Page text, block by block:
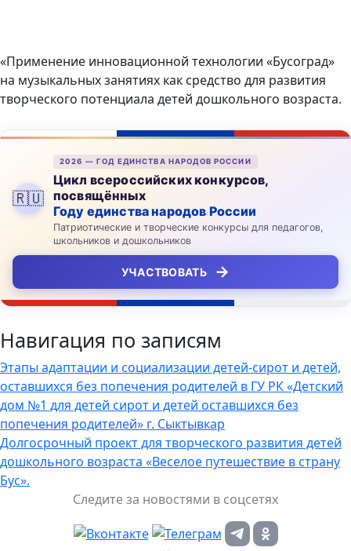
«Применение инновационной технологии «Бусоград»
на музыкальных занятиях как средство для развития
творческого потенциала детей дошкольного возраста.
🇷🇺
2026 — ГОД ЕДИНСТВА НАРОДОВ РОССИИ
Цикл всероссийских конкурсов,
посвящённых
Году единства народов России
Патриотические и творческие конкурсы для педагогов,
школьников и дошкольников
УЧАСТВОВАТЬ →
Навигация по записям
Этапы адаптации и социализации детей-сирот и детей,
оставшихся без попечения родителей в ГУ РК «Детский
дом №1 для детей сирот и детей оставшихся без
попечения родителей» г. Сыктывкар
Долгосрочный проект для творческого развития детей
дошкольного возраста «Веселое путешествие в страну
Бус».
Следите за новостями в соцсетях